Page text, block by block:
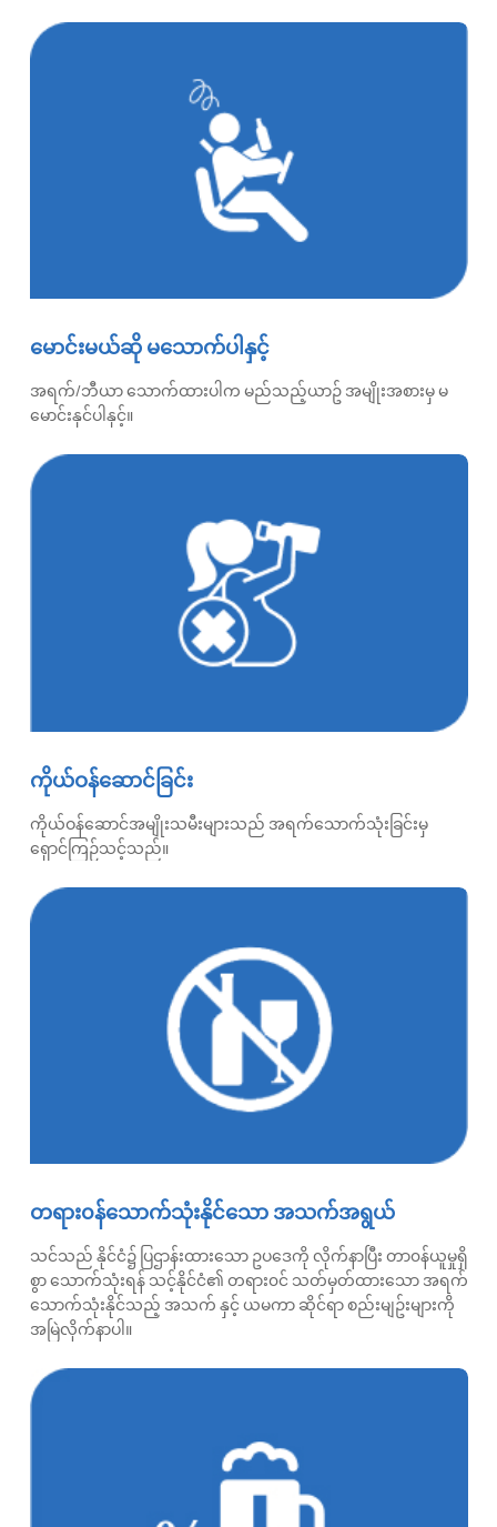
မောင်းမယ်ဆို မသောက်ပါနှင့်
အရက်/ဘီယာ သောက်ထားပါက မည်သည့်ယာဥ် အမျိုးအစားမှ မ
မောင်းနှင်ပါနှင့်။
ကိုယ်ဝန်ဆောင်ခြင်း
ကိုယ်ဝန်ဆောင်အမျိုးသမီးများသည် အရက်သောက်သုံးခြင်းမှ
ရှောင်ကြဉ်သင့်သည်။
တရား၀န်သောက်သုံးနိုင်သော အသက်အရွယ်
သင်သည် နိုင်ငံ၌ ပြဌာန်းထားသော ဥပဒေကို လိုက်နာပြီး တာ၀န်ယူမှုရှိ
စွာ သောက်သုံးရန် သင့်နိုင်ငံ၏ တရား၀င် သတ်မှတ်ထားသော အရက်
သောက်သုံးနိုင်သည့် အသက် နှင့် ယမကာ ဆိုင်ရာ စည်းမျဥ်းများကို
အမြဲလိုက်နာပါ။